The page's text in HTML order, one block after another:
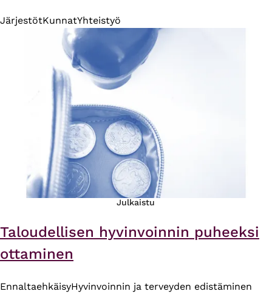
JärjestötKunnatYhteistyö
Julkaistu
Taloudellisen hyvinvoinnin puheeksi
ottaminen
EnnaltaehkäisyHyvinvoinnin ja terveyden edistäminen